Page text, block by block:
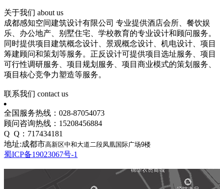
关于我们 about us
成都感知空间建筑设计有限公司 专业提供酒店会所、餐饮娱
乐、办公地产、别墅住宅、学校教育的专业设计和顾问服务。
同时提供项目建筑概念设计、景观概念设计、机电设计、项目
筹建顾问和策划等服务。正反设计可提供项目选址服务、项目
可行性调研服务、项目规划服务、项目商业模式的策划服务、
项目核心竞争力塑造等服务。
联系我们 contact us
全国服务热线：028-87054073
顾问咨询热线：15208456884
Q Q：717434181
地址:成都市高新区中和大道二段凤凰国际广场9楼
蜀ICP备19023067号-1